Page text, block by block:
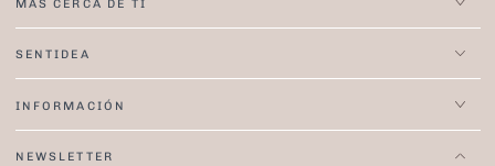
MÁS CERCA DE TÍ
SENTIDEA
INFORMACIÓN
NEWSLETTER